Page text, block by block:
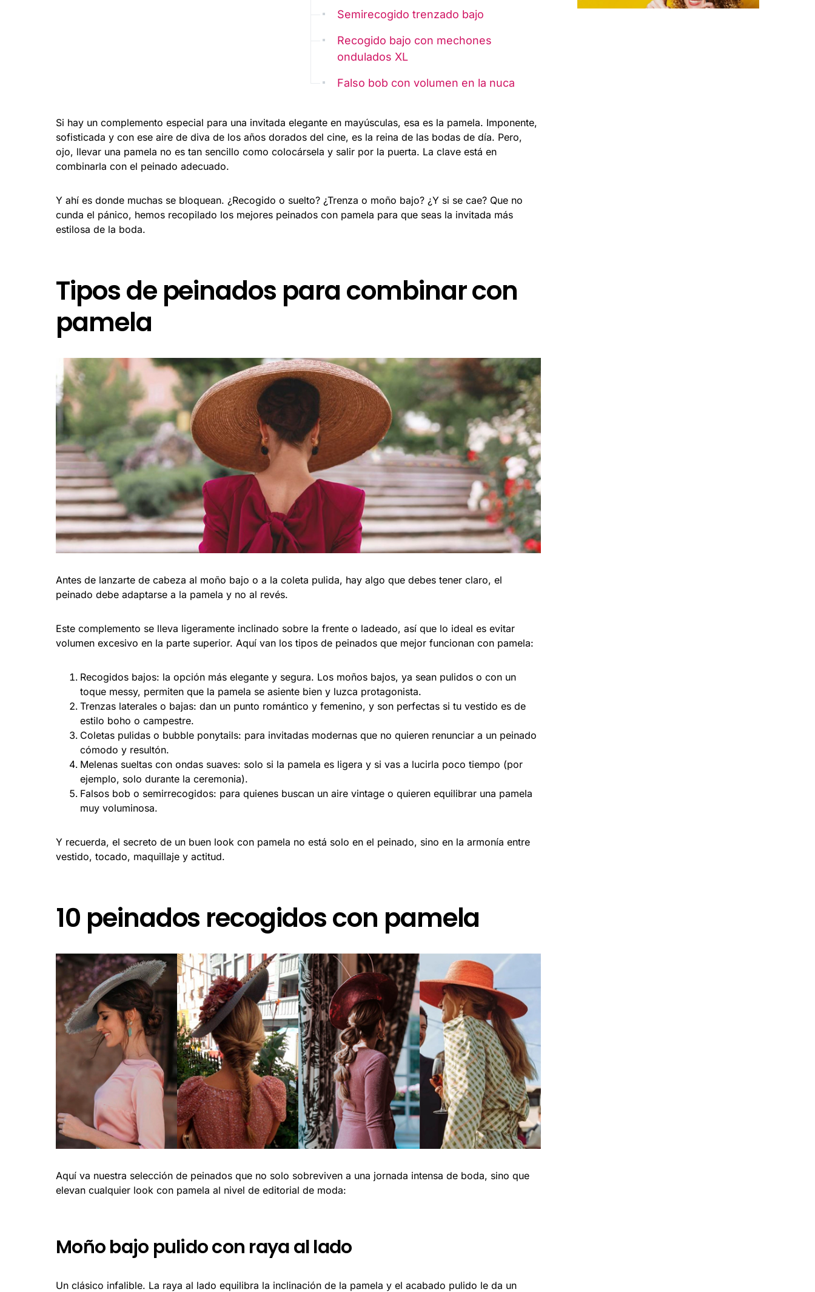
Semirecogido trenzado bajo
Recogido bajo con mechones
ondulados XL
Falso bob con volumen en la nuca
Si hay un complemento especial para una invitada elegante en mayúsculas, esa es la pamela. Imponente,
sofisticada y con ese aire de diva de los años dorados del cine, es la reina de las bodas de día. Pero,
ojo, llevar una pamela no es tan sencillo como colocársela y salir por la puerta. La clave está en
combinarla con el peinado adecuado.
Y ahí es donde muchas se bloquean. ¿Recogido o suelto? ¿Trenza o moño bajo? ¿Y si se cae? Que no
cunda el pánico, hemos recopilado los mejores peinados con pamela para que seas la invitada más
estilosa de la boda.
Tipos de peinados para combinar con
pamela
Antes de lanzarte de cabeza al moño bajo o a la coleta pulida, hay algo que debes tener claro, el
peinado debe adaptarse a la pamela y no al revés.
Este complemento se lleva ligeramente inclinado sobre la frente o ladeado, así que lo ideal es evitar
volumen excesivo en la parte superior. Aquí van los tipos de peinados que mejor funcionan con pamela:
Recogidos bajos: la opción más elegante y segura. Los moños bajos, ya sean pulidos o con un
toque messy, permiten que la pamela se asiente bien y luzca protagonista.
Trenzas laterales o bajas: dan un punto romántico y femenino, y son perfectas si tu vestido es de
estilo boho o campestre.
Coletas pulidas o bubble ponytails: para invitadas modernas que no quieren renunciar a un peinado
cómodo y resultón.
Melenas sueltas con ondas suaves: solo si la pamela es ligera y si vas a lucirla poco tiempo (por
ejemplo, solo durante la ceremonia).
Falsos bob o semirrecogidos: para quienes buscan un aire vintage o quieren equilibrar una pamela
muy voluminosa.
Y recuerda, el secreto de un buen look con pamela no está solo en el peinado, sino en la armonía entre
vestido, tocado, maquillaje y actitud.
10 peinados recogidos con pamela
Aquí va nuestra selección de peinados que no solo sobreviven a una jornada intensa de boda, sino que
elevan cualquier look con pamela al nivel de editorial de moda:
Moño bajo pulido con raya al lado
Un clásico infalible. La raya al lado equilibra la inclinación de la pamela y el acabado pulido le da un